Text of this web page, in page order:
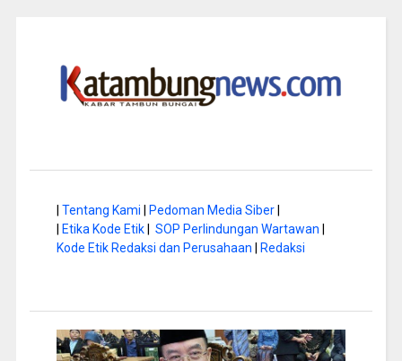
| Tentang Kami | Pedoman Media Siber|
| Etika Kode Etik| SOP Perlindungan Wartawan |
Kode Etik Redaksi dan Perusahaan | Redaksi